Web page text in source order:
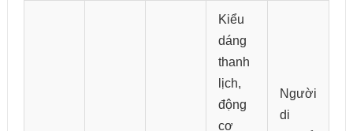
Kiểu
dáng
thanh
lịch,
động
cơ
Người
di